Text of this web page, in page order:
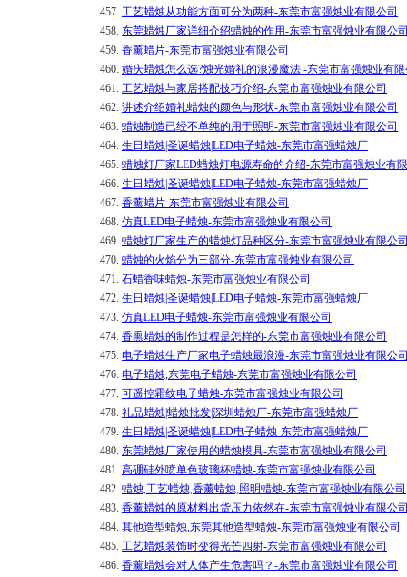
457. 工艺蜡烛从功能方面可分为两种-东莞市富强烛业有限公司
458. 东莞蜡烛厂家详细介绍蜡烛的作用-东莞市富强烛业有限公
459. 香薰蜡片-东莞市富强烛业有限公司
460. 婚庆蜡烛怎么选?烛光婚礼的浪漫魔法 -东莞市富强烛业有
461. 工艺蜡烛与家居搭配技巧介绍-东莞市富强烛业有限公司
462. 讲述介绍婚礼蜡烛的颜色与形状-东莞市富强烛业有限公司
463. 蜡烛制造已经不单纯的用于照明-东莞市富强烛业有限公司
464. 生日蜡烛|圣诞蜡烛|LED电子蜡烛-东莞市富强蜡烛厂
465. 蜡烛灯厂家LED蜡烛灯电源寿命的介绍-东莞市富强烛业有
466. 生日蜡烛|圣诞蜡烛|LED电子蜡烛-东莞市富强蜡烛厂
467. 香薰蜡片-东莞市富强烛业有限公司
468. 仿真LED电子蜡烛-东莞市富强烛业有限公司
469. 蜡烛灯厂家生产的蜡烛灯品种区分-东莞市富强烛业有限公
470. 蜡烛的火焰分为三部分-东莞市富强烛业有限公司
471. 石蜡香味蜡烛-东莞市富强烛业有限公司
472. 生日蜡烛|圣诞蜡烛|LED电子蜡烛-东莞市富强蜡烛厂
473. 仿真LED电子蜡烛-东莞市富强烛业有限公司
474. 香熏蜡烛的制作过程是怎样的-东莞市富强烛业有限公司
475. 电子蜡烛生产厂家电子蜡烛最浪漫-东莞市富强烛业有限公
476. 电子蜡烛,东莞电子蜡烛-东莞市富强烛业有限公司
477. 可遥控霜纹电子蜡烛-东莞市富强烛业有限公司
478. 礼品蜡烛|蜡烛批发|深圳蜡烛厂-东莞市富强蜡烛厂
479. 生日蜡烛|圣诞蜡烛|LED电子蜡烛-东莞市富强蜡烛厂
480. 东莞蜡烛厂家使用的蜡烛模具-东莞市富强烛业有限公司
481. 高硼硅外喷单色玻璃杯蜡烛-东莞市富强烛业有限公司
482. 蜡烛,工艺蜡烛,香薰蜡烛,照明蜡烛-东莞市富强烛业有限公司
483. 香薰蜡烛的原材料出货压力依然在-东莞市富强烛业有限公
484. 其他造型蜡烛,东莞其他造型蜡烛-东莞市富强烛业有限公司
485. 工艺蜡烛装饰时变得光芒四射-东莞市富强烛业有限公司
486. 香薰蜡烛会对人体产生危害吗？-东莞市富强烛业有限公司